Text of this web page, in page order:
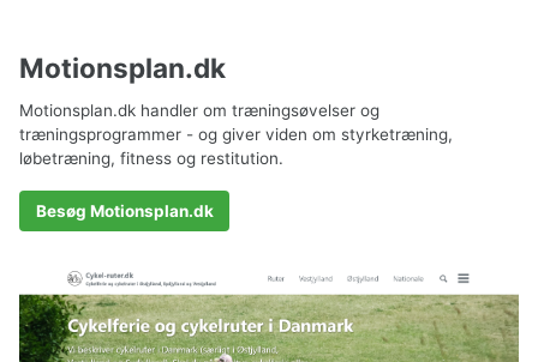
Motionsplan.dk
Motionsplan.dk handler om træningsøvelser og
træningsprogrammer - og giver viden om styrketræning,
løbetræning, fitness og restitution.
Besøg Motionsplan.dk